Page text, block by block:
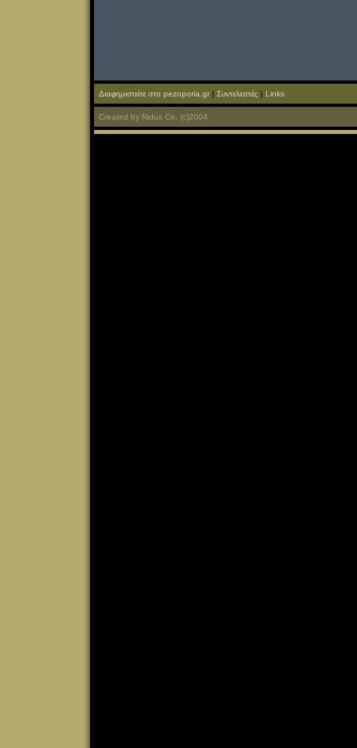
Διαφημιστείτε στο pezoporia.gr | Συντελεστές | Links
Created by Nidus Co. (c)2004